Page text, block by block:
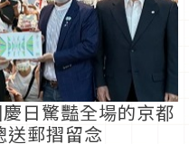
日驚豔全場的京都
送郵摺留念